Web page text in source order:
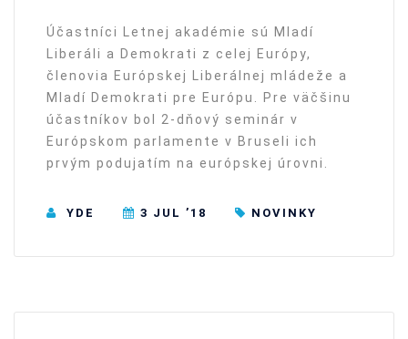
Účastníci Letnej akadémie sú Mladí
Liberáli a Demokrati z celej Európy,
členovia Európskej Liberálnej mládeže a
Mladí Demokrati pre Európu. Pre väčšinu
účastníkov bol 2-dňový seminár v
Európskom parlamente v Bruseli ich
prvým podujatím na európskej úrovni.
YDE 3 JUL ’18 NOVINKY